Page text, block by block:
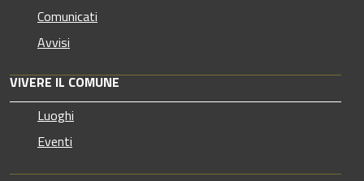
Comunicati
Avvisi
VIVERE IL COMUNE
Luoghi
Eventi